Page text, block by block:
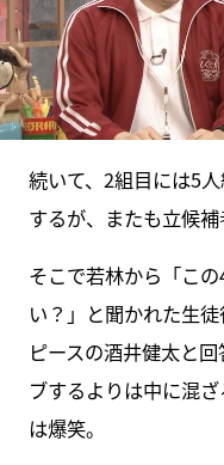
続いて、2組目には5
するが、またも立候補
そこで若林から「こ
い？」と聞かれた生
ピースの酒井健太と
ブするよりは中に混
は爆笑。